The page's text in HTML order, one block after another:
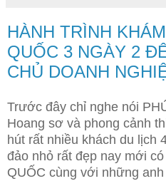
HÀNH TRÌNH
QUỐC 3 NGÀY 2
CHỦ DOANH
Trước đây chỉ nghe nói
Hoang sơ và phong cảnh
hút rất nhiều khách du lịch
đảo nhỏ rất đẹp nay mới
QUỐC cùng với những